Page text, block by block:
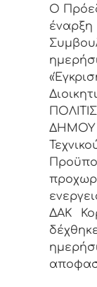
Ο
ΔΗΜΟΥ
ΔΑΚ